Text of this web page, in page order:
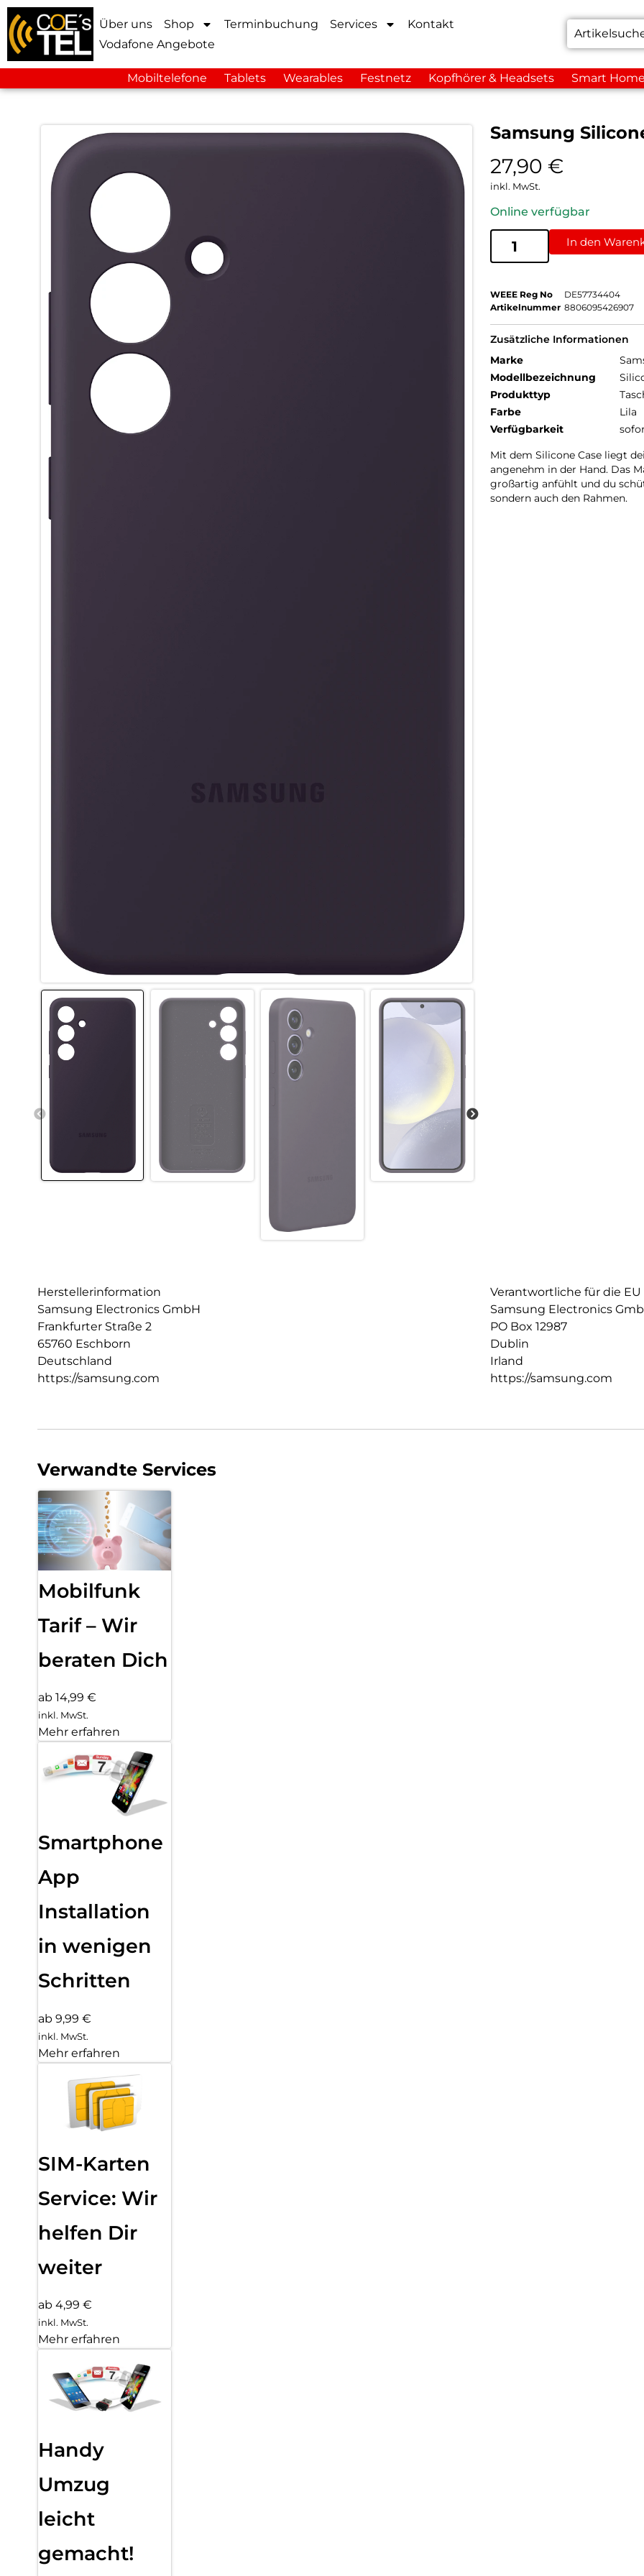
Über uns Shop Terminbuchung Services
Kontakt
Vodafone Angebote
Mobiltelefone Tablets Wearables Festnetz Kopfhörer & Headsets Smart
Samsung
27,90 €
inkl. MwSt.
Online verfügbar
In den
WEEE Reg No
DE57734404
Artikelnummer 8806095426907
Zusätzliche Informationen
Marke
Modellbezeichnung
Produkttyp
Farbe
Lila
Verfügbarkeit
Mit dem Silicone Case liegt
angenehm in der Hand. Das
großartig anfühlt und du
sondern auch den Rahmen.
Herstellerinformation
Samsung Electronics GmbH
Frankfurter Straße 2
65760 Eschborn
Deutschland
https://samsung.com
Verantwortliche für die EU
Samsung Electronics
PO Box 12987
Dublin
Irland
https://samsung.com
Verwandte Services
Mobilfunk
Tarif – Wir
beraten Dich
ab 14,99 €
inkl. MwSt.
Mehr erfahren
Smartphone
App
Installation
in wenigen
Schritten
ab 9,99 €
inkl. MwSt.
Mehr erfahren
SIM-Karten
Service: Wir
helfen Dir
weiter
ab 4,99 €
inkl. MwSt.
Mehr erfahren
Handy
Umzug
leicht
gemacht!